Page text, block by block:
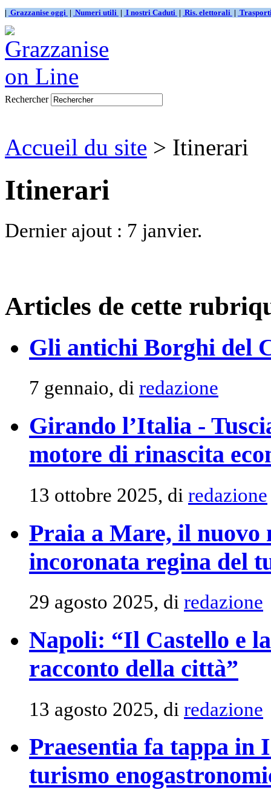
| Grazzanise oggi | Numeri utili | I nostri Caduti | Ris. elettorali |
Rechercher
Accueil du site > Itinerari
Itinerari
Dernier ajout : 7 janvier.
Articles de cette
Gli antichi Borghi del
7 gennaio, di redazione
Girando l’Italia -
motore di rinascita
13 ottobre 2025, di redazione
Praia a Mare, il nuovo
incoronata regina del
29 agosto 2025, di redazione
Napoli: “Il Castello e
racconto della città”
13 agosto 2025, di redazione
Praesentia fa tappa
turismo